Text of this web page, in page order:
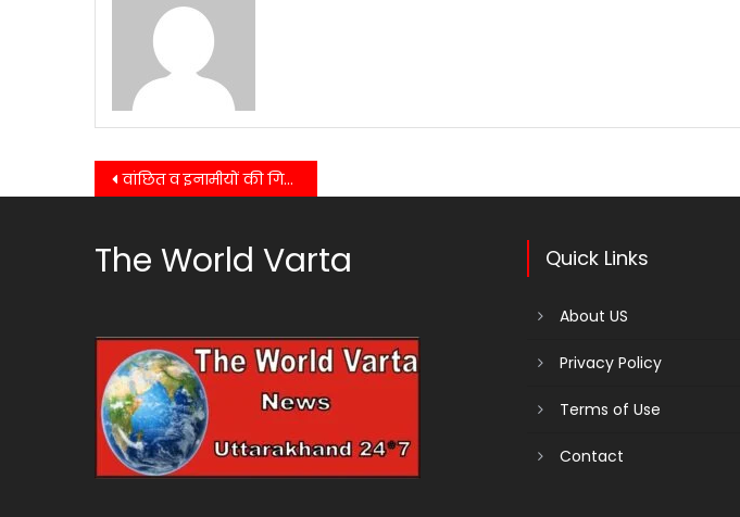
Post
वांछित व इनामीयों की गिरफ्तारी के क्रम में पुलिस ने 10000 के इनामी बदमाश को किया गिरफ्तार….
The World Varta Quick Links
About US
Privacy Policy
Terms of Use
Contact